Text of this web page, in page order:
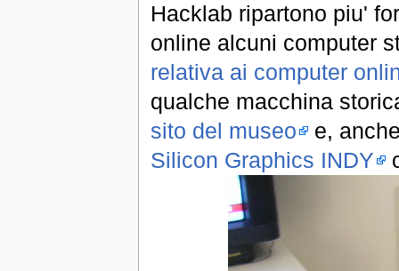
Hacklab ripartono piu'
online alcuni computer
relativa ai computer
qualche macchina
sito del museo e,
Silicon Graphics INDY